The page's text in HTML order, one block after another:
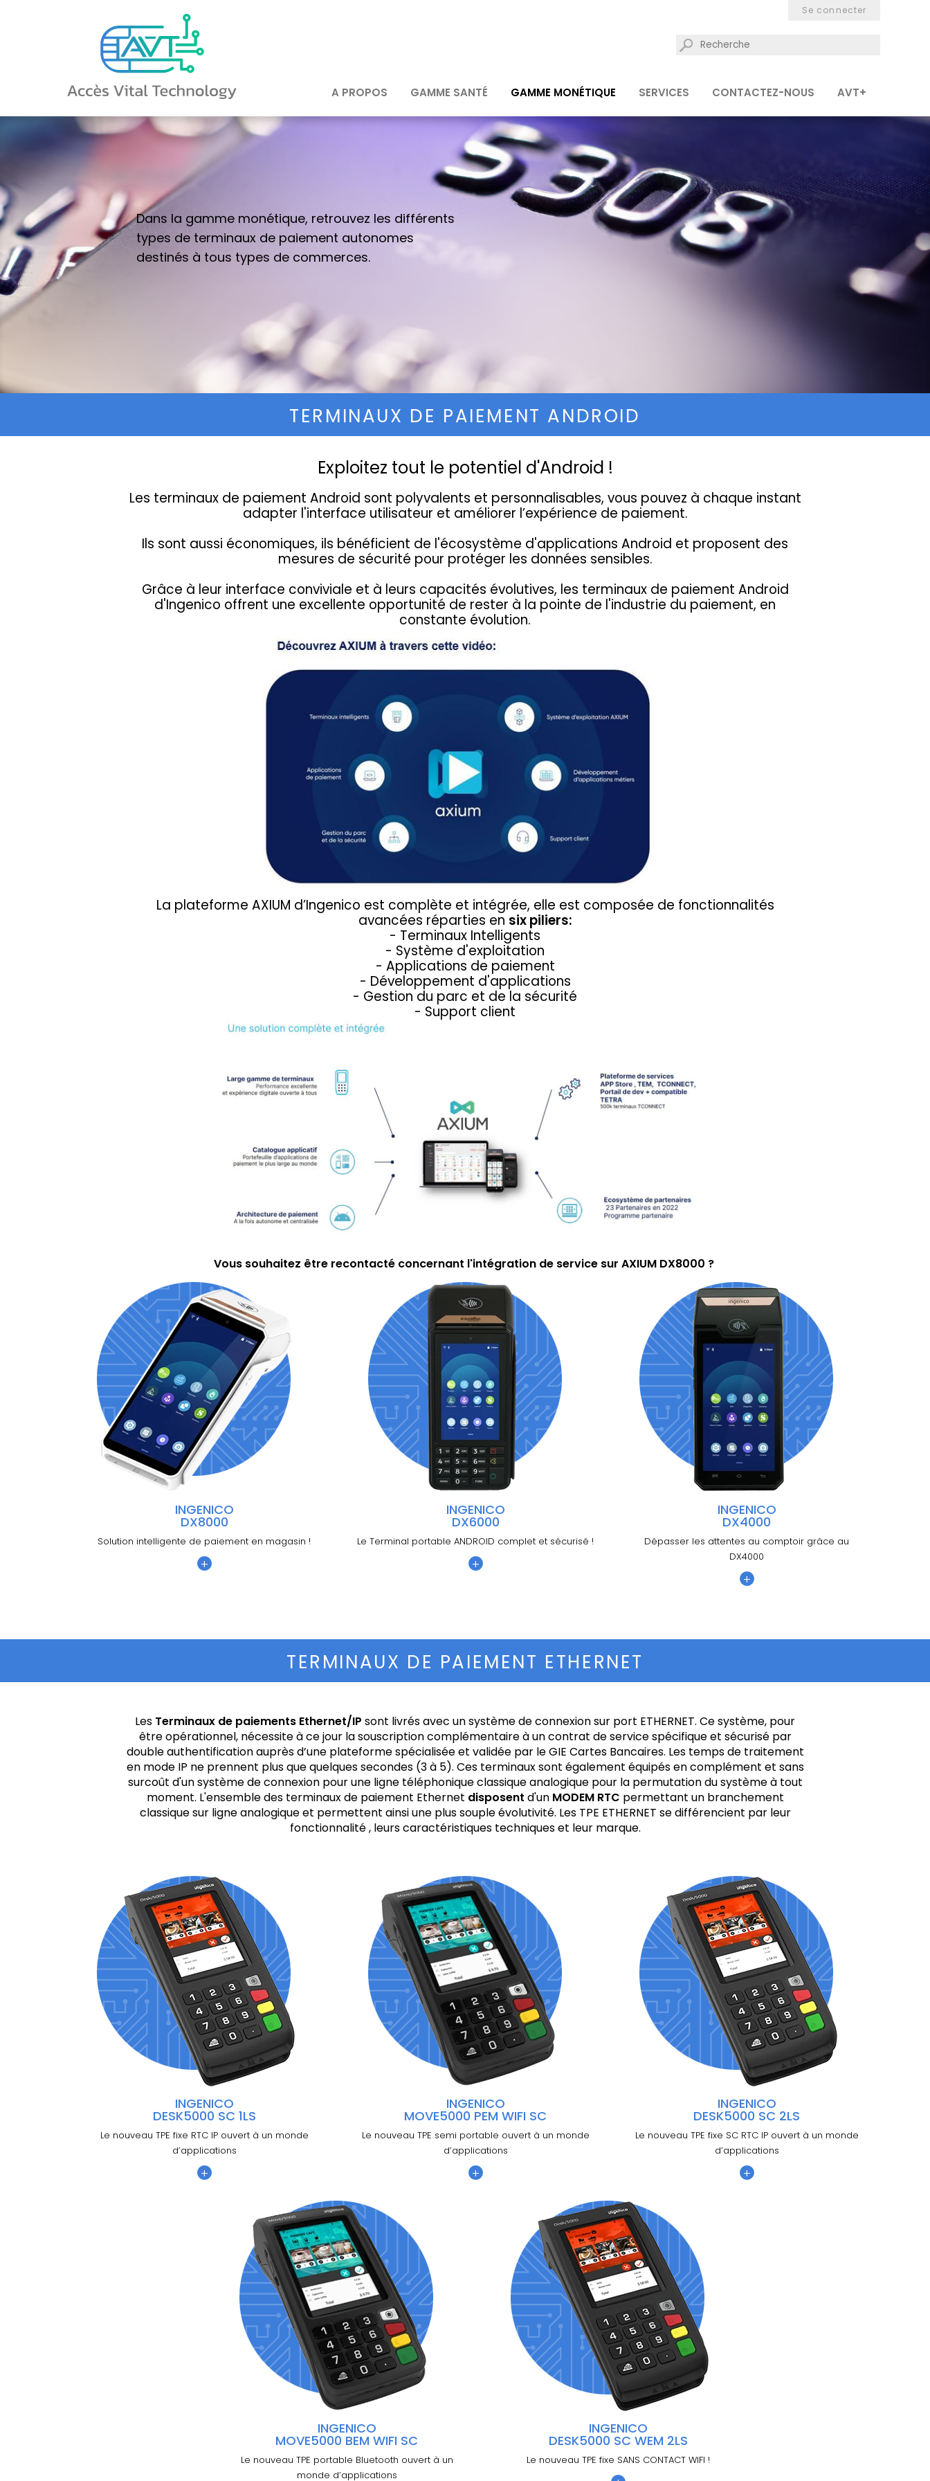
Se connecter
A PROPOS GAMME SANTÉ GAMME MONÉTIQUE SERVICES CONTACTEZ-NOUS AVT+
Dans la gamme monétique, retrouvez les différents
types de terminaux de paiement autonomes
destinés à tous types de commerces.
TERMINAUX DE PAIEMENT ANDROID
Exploitez tout le potentiel d'Android !
Les terminaux de paiement Android sont polyvalents et personnalisables, vous pouvez à chaque instant
adapter l'interface utilisateur et améliorer l’expérience de paiement.
Ils sont aussi économiques, ils bénéficient de l'écosystème d'applications Android et proposent des
mesures de sécurité pour protéger les données sensibles.
Grâce à leur interface conviviale et à leurs capacités évolutives, les terminaux de paiement Android
d'Ingenico offrent une excellente opportunité de rester à la pointe de l'industrie du paiement, en
constante évolution.
La plateforme AXIUM d’Ingenico est complète et intégrée, elle est composée de fonctionnalités
avancées réparties en six piliers:
- Terminaux Intelligents
- Système d'exploitation
- Applications de paiement
- Développement d'applications
- Gestion du parc et de la sécurité
- Support client
Vous souhaitez être recontacté concernant l'intégration de service sur AXIUM DX8000 ?
INGENICO
DX8000
Solution intelligente de paiement en magasin !
+
INGENICO
DX6000
Le Terminal portable ANDROID complet et sécurisé !
+
INGENICO
DX4000
Dépasser les attentes au comptoir grâce au
DX4000
+
TERMINAUX DE PAIEMENT ETHERNET
Les Terminaux de paiements Ethernet/IP sont livrés avec un système de connexion sur port ETHERNET. Ce système, pour
être opérationnel, nécessite à ce jour la souscription complémentaire à un contrat de service spécifique et sécurisé par
double authentification auprès d’une plateforme spécialisée et validée par le GIE Cartes Bancaires. Les temps de traitement
en mode IP ne prennent plus que quelques secondes (3 à 5). Ces terminaux sont également équipés en complément et sans
surcoût d'un système de connexion pour une ligne téléphonique classique analogique pour la permutation du système à tout
moment. L'ensemble des terminaux de paiement Ethernet disposent d'un MODEM RTC permettant un branchement
classique sur ligne analogique et permettent ainsi une plus souple évolutivité. Les TPE ETHERNET se différencient par leur
fonctionnalité , leurs caractéristiques techniques et leur marque.
INGENICO
DESK5000 SC 1LS
Le nouveau TPE fixe RTC IP ouvert à un monde
d’applications
+
INGENICO
MOVE5000 PEM WIFI SC
Le nouveau TPE semi portable ouvert à un monde
d’applications
+
INGENICO
DESK5000 SC 2LS
Le nouveau TPE fixe SC RTC IP ouvert à un monde
d’applications
+
INGENICO
MOVE5000 BEM WIFI SC
Le nouveau TPE portable Bluetooth ouvert à un
monde d’applications
INGENICO
DESK5000 SC WEM 2LS
Le nouveau TPE fixe SANS CONTACT WIFI !